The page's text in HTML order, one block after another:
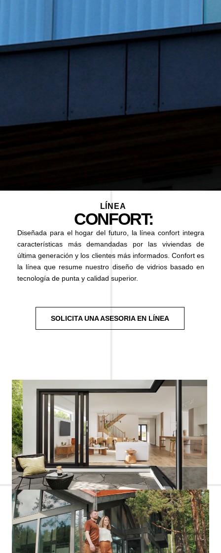
LÍNEA
CONFORT:
Diseñada para el hogar del futuro, la línea confort integra
características más demandadas por las viviendas de
última generación y los clientes más informados. Confort es
la línea que resume nuestro diseño de vidrios basado en
tecnología de punta y calidad superior.
SOLICITA UNA ASESORIA EN LÍNEA